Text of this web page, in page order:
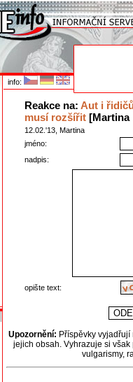
info:
Reakce na: Aut i
musí rozšířit[Martina
12.02.'13, Martina
jméno:
nadpis:
opište text:
Upozornění: Příspěvky
jejich obsah. Vyhrazuje si
vulgarismy,